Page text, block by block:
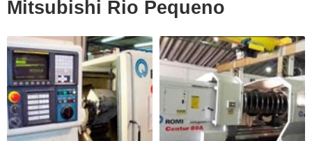
Mitsubishi Rio Pequeno